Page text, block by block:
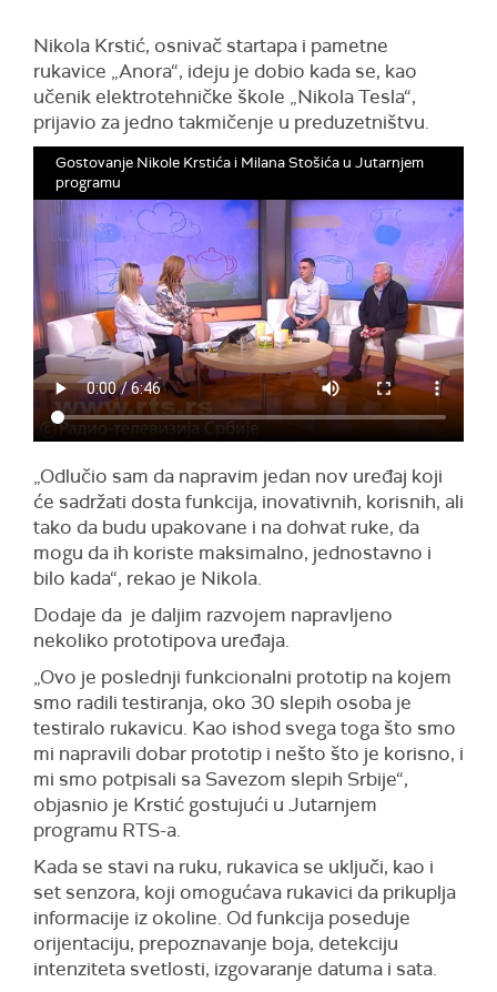
Nikola Krstić, osnivač startapa i pametne
rukavice „Anora“, ideju je dobio kada se, kao
učenik elektrotehničke škole „Nikola Tesla“,
prijavio za jedno takmičenje u preduzetništvu.
Gostovanje Nikole Krstića i Milana Stošića u Jutarnjem
programu
„Odlučio sam da napravim jedan nov uređaj koji
će sadržati dosta funkcija, inovativnih, korisnih, ali
tako da budu upakovane i na dohvat ruke, da
mogu da ih koriste maksimalno, jednostavno i
bilo kada“, rekao je Nikola.
Dodaje da je daljim razvojem napravljeno
nekoliko prototipova uređaja.
„Ovo je poslednji funkcionalni prototip na kojem
smo radili testiranja, oko 30 slepih osoba je
testiralo rukavicu. Kao ishod svega toga što smo
mi napravili dobar prototip i nešto što je korisno, i
mi smo potpisali sa Savezom slepih Srbije“,
objasnio je Krstić gostujući u Jutarnjem
programu RTS-a.
Kada se stavi na ruku, rukavica se uključi, kao i
set senzora, koji omogućava rukavici da prikuplja
informacije iz okoline. Od funkcija poseduje
orijentaciju, prepoznavanje boja, detekciju
intenziteta svetlosti, izgovaranje datuma i sata.